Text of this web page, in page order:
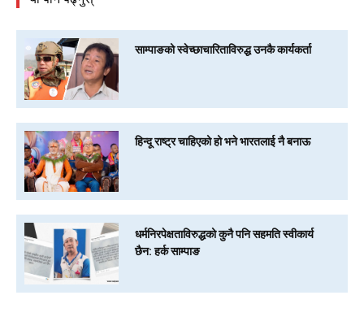
साम्पाङको स्वेच्छाचारिताविरुद्ध उनकै कार्यकर्ता
हिन्दू राष्ट्र चाहिएको हो भने भारतलाई नै बनाऊ
धर्मनिरपेक्षताविरुद्धको कुनै पनि सहमति स्वीकार्य
छैन: हर्क साम्पाङ